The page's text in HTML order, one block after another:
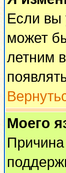
Если вы
может
летним
Моего
Причина